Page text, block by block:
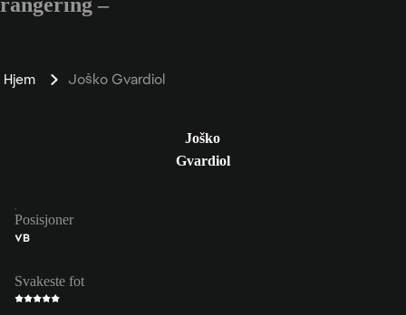
Hjem Joško Gvardiol
Joško
Gvardiol
Posisjoner
VB
Svakeste fot